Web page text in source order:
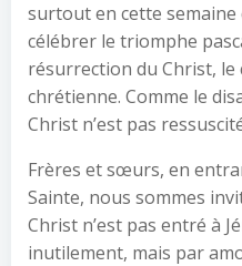
surtout en cette
célébrer le triomphe
résurrection du Christ,
chrétienne. Comme le
Christ n’est pas
Frères et sœurs, en
Sainte, nous sommes
Christ n’est pas entré à
inutilement, mais par